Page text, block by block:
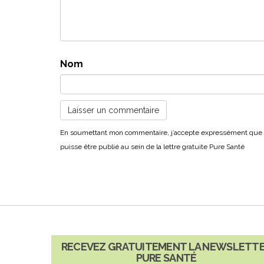
Nom
RECEVEZ GRATUITEMENT LA
PURE SANTÉ